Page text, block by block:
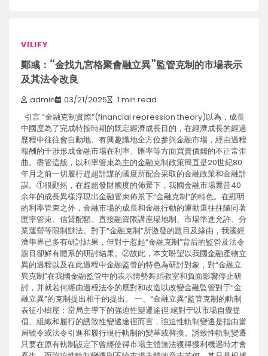
VILIFY
鄭彧：“金找九宮格聚會融立異”監管克制的市場表示
及其法令改良
admin 03/21/2025 1 min read
引言 “金融克制實際”(financial repression theory)以為，成長
中國度為了完成特按時期的既定經濟成長目的，在經濟成長的經過
歷程中往往會自動地、有興趣識地全方位參與金融市場，經由過程
報酬的干涉形成金融市場在利率、匯率等方面買賣價錢的不正常歪
曲。盡管這般，以利率管束為主的金融克制政策簡直是20世紀80
年月之前一切履行趕超計謀的國度所配合采取的金融政策和金融計
謀。①很顯然，在趕超發財國度的佈景下，我國金融市場曩昔40
余年的成長異樣浮現出金融管束佈景下“金融克制”的特色。在顯明
的利率管束之外，金融市場的成長和金融行動的運動還往往隨同著
匯率管束、信貸配額、直接融資限講座場地制、市場準進允許、分
業運營等限制辦法。對于“金融克制”所激發的題目及緣由，我國經
濟學界已多有研討結果，但對于惹起“金融克制”背后的監管及法令
題目卻鮮有體系的研討結果。②故此，本文盼望以我國金融產物立
異的過程以及在此過程中金融監管的特色為研討對象，對“金融立
異克制”在我國金融監管中的表示情勢舞蹈教室和負面影響停止研
討，并就若何經由過程法令的應對和改造以改變金融監管對于“金
融立異”的克制提出相干的提出。 一、“金融立異”監管克制的軌制
表征小樹屋：當局主導下的強迫性變遷途徑 絕對于以市場自覺提
倡、組織和履行的誘致性變遷途徑而言，強迫性軌制變遷是指由當
局號令或法令引進和履行現行軌制的變革或替換。誘致性軌制變遷
只要在原有軌制設定下曾經使得市場主體無法獲得獲利機遇時才會